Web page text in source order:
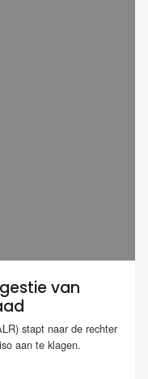
van
stapt naar de rechter
aan te klagen.